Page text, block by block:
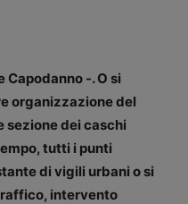
-. O si
organizzazione del
sezione dei caschi
tutti i punti
di vigili urbani o si
intervento